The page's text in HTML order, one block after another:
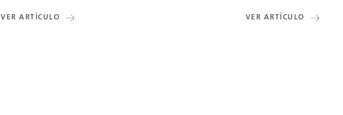
VER ARTÍCULO VER ARTÍCULO